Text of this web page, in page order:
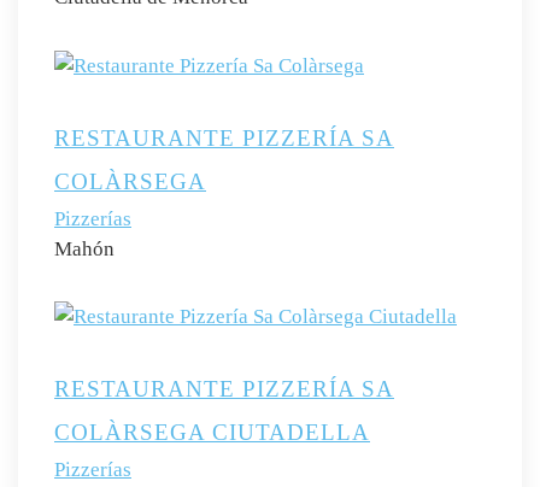
RESTAURANTE PIZZERÍA SA
COLÀRSEGA
Pizzerías
Mahón
RESTAURANTE PIZZERÍA SA
COLÀRSEGA CIUTADELLA
Pizzerías